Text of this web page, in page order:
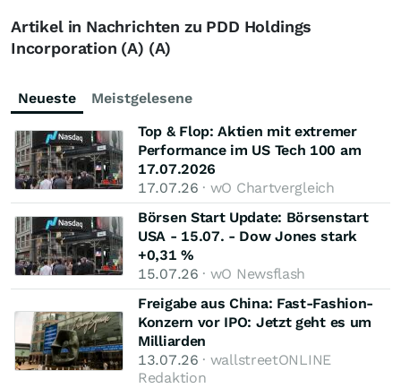
Artikel in Nachrichten zu PDD Holdings
Incorporation (A) (A)
Neueste
Meistgelesene
Top & Flop: Aktien mit extremer
Performance im US Tech 100 am
17.07.2026
17.07.26 · wO Chartvergleich
Börsen Start Update: Börsenstart
USA - 15.07. - Dow Jones stark
+0,31 %
15.07.26 · wO Newsflash
Freigabe aus China: Fast-Fashion-
Konzern vor IPO: Jetzt geht es um
Milliarden
13.07.26 · wallstreetONLINE
Redaktion